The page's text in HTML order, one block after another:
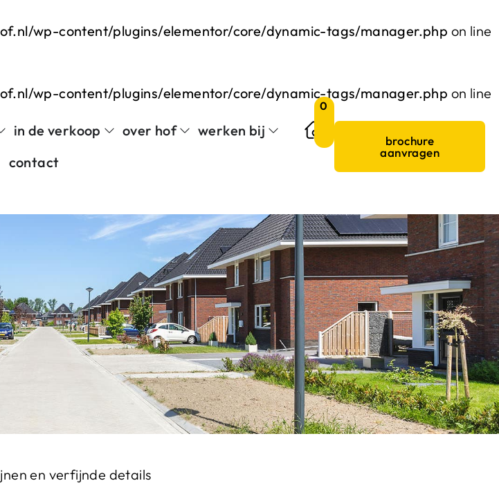
wp-content/plugins/elementor/core/dynamic-tags/manager.php on line
wp-content/plugins/elementor/core/dynamic-tags/manager.php on line
in de verkoop over hof
werken bij
contact
0
brochure
aanvragen
en verfijnde details